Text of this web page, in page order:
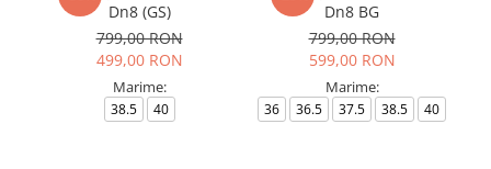
Dn8 (GS)
799,00 RON
499,00 RON
Marime:
38.5 40
Dn8 BG
799,00 RON
599,00 RON
Marime:
36 36.5 37.5 38.5 40